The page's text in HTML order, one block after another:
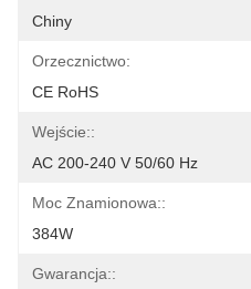
Chiny
Orzecznictwo:
CE RoHS
Wejście::
AC 200-240 V 50/60 Hz
Moc Znamionowa::
384W
Gwarancja::